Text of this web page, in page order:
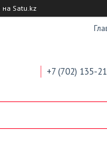
на Satu.kz
+7 (702) 135-